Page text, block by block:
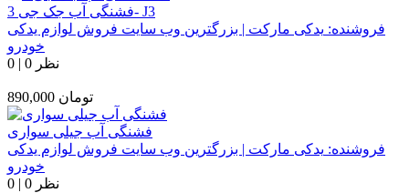
فشنگی آب جک جی 3- J3
فروشنده: یدکی مارکت | بزرگترین وب سایت فروش لوازم یدکی
خودرو
0 | 0 نظر
890,000 تومان
فشنگی آب جیلی سواری
فروشنده: یدکی مارکت | بزرگترین وب سایت فروش لوازم یدکی
خودرو
0 | 0 نظر